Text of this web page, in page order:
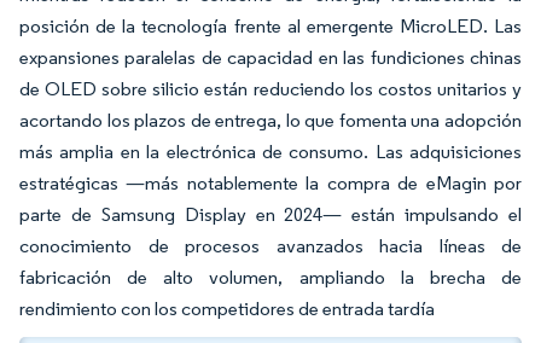
posición de la tecnología frente al emergente MicroLED. Las
expansiones paralelas de capacidad en las fundiciones chinas
de OLED sobre silicio están reduciendo los costos unitarios y
acortando los plazos de entrega, lo que fomenta una adopción
más amplia en la electrónica de consumo. Las adquisiciones
estratégicas —más notablemente la compra de eMagin por
parte de Samsung Display en 2024— están impulsando el
conocimiento de procesos avanzados hacia líneas de
fabricación de alto volumen, ampliando la brecha de
rendimiento con los competidores de entrada tardía